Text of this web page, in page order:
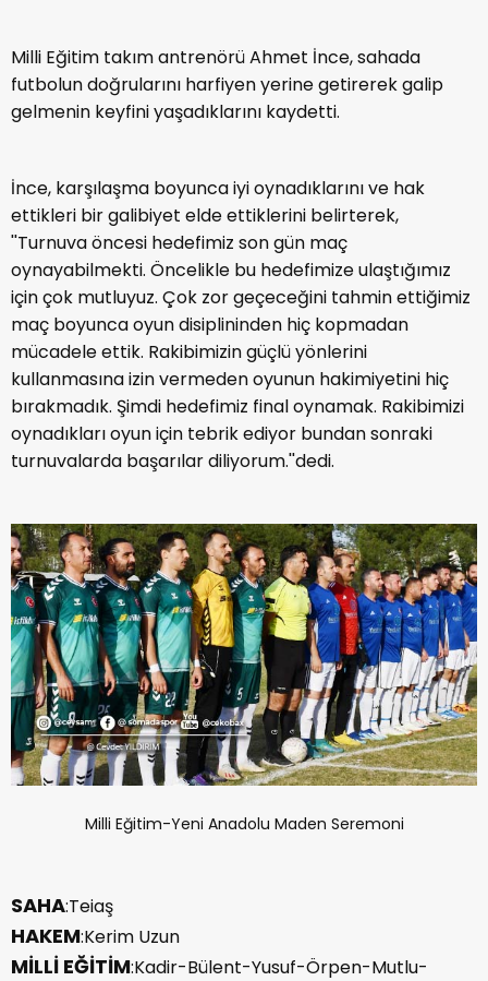
Milli Eğitim takım antrenörü Ahmet İnce, sahada
futbolun doğrularını harfiyen yerine getirerek galip
gelmenin keyfini yaşadıklarını kaydetti.
İnce, karşılaşma boyunca iyi oynadıklarını ve hak
ettikleri bir galibiyet elde ettiklerini belirterek,
''Turnuva öncesi hedefimiz son gün maç
oynayabilmekti. Öncelikle bu hedefimize ulaştığımız
için çok mutluyuz. Çok zor geçeceğini tahmin ettiğimiz
maç boyunca oyun disiplininden hiç kopmadan
mücadele ettik. Rakibimizin güçlü yönlerini
kullanmasına izin vermeden oyunun hakimiyetini hiç
bırakmadık. Şimdi hedefimiz final oynamak. Rakibimizi
oynadıkları oyun için tebrik ediyor bundan sonraki
turnuvalarda başarılar diliyorum.''dedi.
Milli Eğitim-Yeni Anadolu Maden Seremoni
SAHA:Teiaş
HAKEM:Kerim Uzun
MİLLİ EĞİTİM:Kadir-Bülent-Yusuf-Örpen-Mutlu-